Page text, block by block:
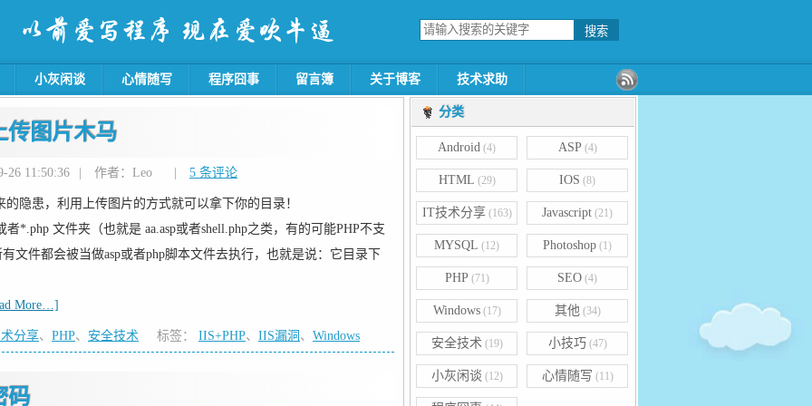
小灰闲谈 心情随写 程序囧事 留言簿 关于博客 技术求助
传图片木马
26 11:50:36 作者：Leo 5 条评论
隐患，利用上传图片的方式就可以拿下你的目录！
*.php 文件夹（也就是 aa.asp或者shell.php之类，有的可能PHP不支
文件都会被当做asp或者php脚本文件去执行，也就是说：它目录下
More…]
分享、 PHP、 安全技术 标签： IIS+PHP、 IIS漏洞 、 Windows
码
分类
Android (4) ASP (4)
HTML (29) IOS (8)
IT技术分享(163) Javascript (21)
MYSQL (12) Photoshop (1)
PHP (71) SEO (4)
Windows(17) 其他(34)
安全技术(19) 小技巧 (47)
小灰闲谈 (12) 心情随写 (11)